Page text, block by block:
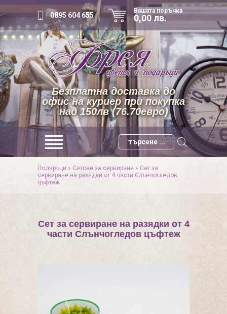
0895 604 655
Вашата поръчка
0,00 лв.
Безплатна доставка до
офис на куриер при покупка
над 150лв (76.70евро)
Подаръци » Сетове за сервиране » Сет за
сервиране на разядки от 4 части Слънчогледов
цъфтеж
Сет за сервиране на разядки от 4
части Слънчогледов цъфтеж